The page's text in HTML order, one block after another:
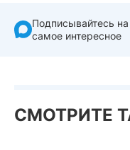
Подписывайтесь на
самое интересное
СМОТРИТЕ